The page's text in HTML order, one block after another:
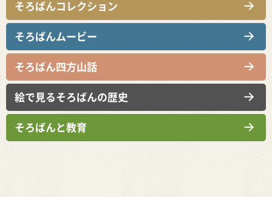
そろばんコレクション
そろばんムービー
そろばん四方山話
絵で見るそろばんの歴史
そろばんと教育